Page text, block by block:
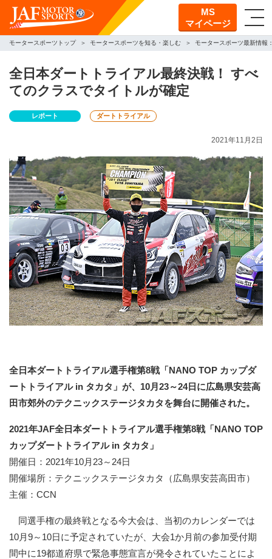
MS
マイページ
モータースポーツトップ モータースポーツを知る・楽しむ モータースポーツ最新情報
全日本ダートトライアル最終決戦！ すべ
てのクラスでタイトルが確定
レポート ダートトライアル
2021年11月2日
全日本ダートトライアル選手権第8戦「NANO TOP カップダ
ートトライアル in タカタ」が、10月23～24日に広島県安芸高
田市郊外のテクニックステージタカタを舞台に開催された。
2021年JAF全日本ダートトライアル選手権第8戦「NANO TOP
カップダートトライアル in タカタ」
開催日：2021年10月23～24日
開催場所：テクニックステージタカタ（広島県安芸高田市）
主催：CCN
同選手権の最終戦となる今大会は、当初のカレンダーでは
10月9～10日に予定されていたが、大会1か月前の参加受付期
間中に19都道府県で緊急事態宣言が発令されていたことによ